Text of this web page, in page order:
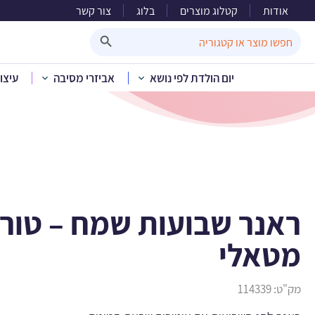
אודות קטלוג מוצרים בלוג צור קשר
for:
יום הולדת לפי נושא אביזרי מסיבה
ראנר
בית» קטלוג
ראנר שבועות שמח –
מטאלי
מק"ט:114339